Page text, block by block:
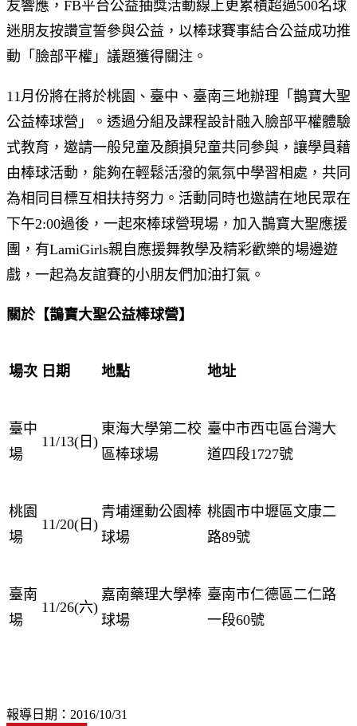
友響應，FB平台公益抽獎活動線上更累積超過500名球
迷朋友按讚宣誓參與公益，以棒球賽事結合公益成功推
動「臉部平權」議題獲得關注。
11月份將在將於桃園、臺中、臺南三地辦理「鵲寶大聖
公益棒球營」。透過分組及課程設計融入臉部平權體驗
式教育，邀請一般兒童及顏損兒童共同參與，讓學員藉
由棒球活動，能夠在輕鬆活潑的氣氛中學習相處，共同
為相同目標互相扶持努力。活動同時也邀請在地民眾在
下午2:00過後，一起來棒球營現場，加入鵲寶大聖應援
團，有LamiGirls親自應援舞教學及精彩歡樂的場邊遊
戲，一起為友誼賽的小朋友們加油打氣。
關於【鵲寶大聖公益棒球營】
場次 日期 地點 地址
臺中
場
11/13(日)
東海大學第二校
區棒球場
臺中市西屯區台灣大
道四段1727號
桃園
場
11/20(日)
青埔運動公園棒
球場
桃園市中壢區文康二
路89號
臺南
場
11/26(六)
嘉南藥理大學棒
球場
臺南市仁德區二仁路
一段60號
報導日期：2016/10/31